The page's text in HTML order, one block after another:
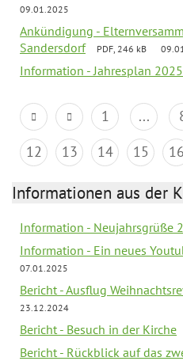
09.01.2025
Ankündigung -
Sandersdorf
PDF, 246 kB
Information - Jahresplan 2025
1 ...
12
13 14 15 16
Informationen aus der
Information - Neujahrsgrüße
Information - Ein neues
07.01.2025
Bericht - Ausflug
23.12.2024
Bericht - Besuch in der Kirche
Bericht - Rückblick auf das